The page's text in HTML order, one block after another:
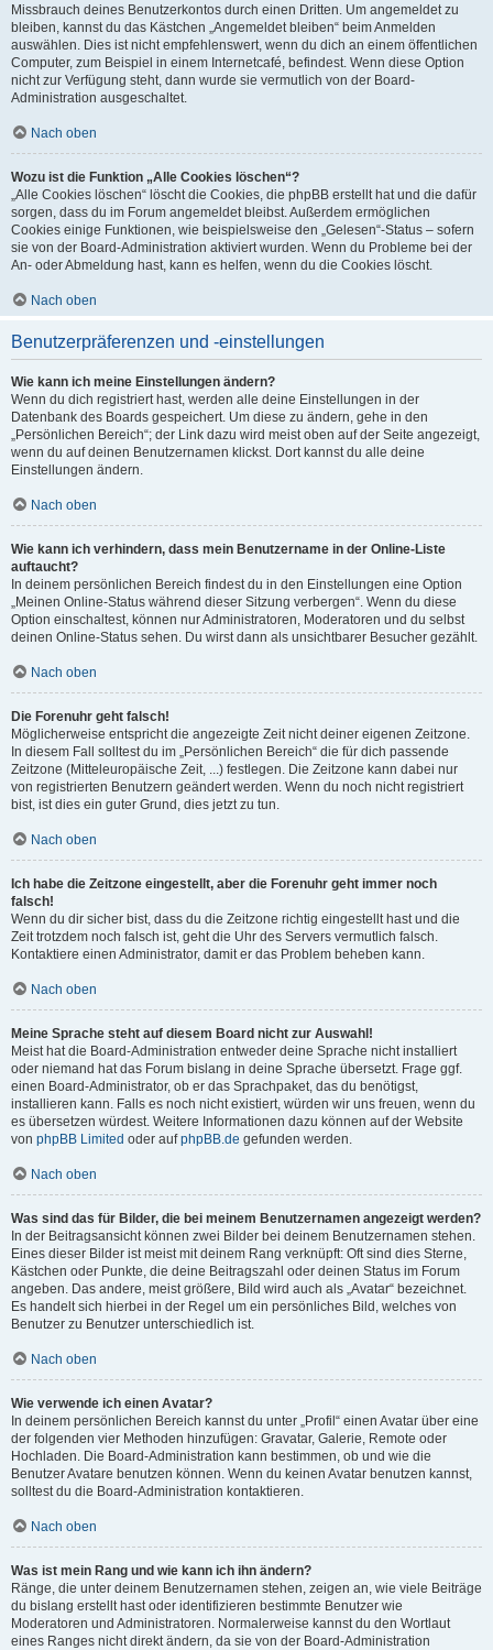
Missbrauch deines Benutzerkontos durch einen Dritten. Um angemeldet zu
bleiben, kannst du das Kästchen „Angemeldet bleiben“ beim Anmelden
auswählen. Dies ist nicht empfehlenswert, wenn du dich an einem öffentlichen
Computer, zum Beispiel in einem Internetcafé, befindest. Wenn diese Option
nicht zur Verfügung steht, dann wurde sie vermutlich von der Board-
Administration ausgeschaltet.
Nach oben
Wozu ist die Funktion „Alle Cookies löschen“?
„Alle Cookies löschen“ löscht die Cookies, die phpBB erstellt hat und die dafür
sorgen, dass du im Forum angemeldet bleibst. Außerdem ermöglichen
Cookies einige Funktionen, wie beispielsweise den „Gelesen“-Status – sofern
sie von der Board-Administration aktiviert wurden. Wenn du Probleme bei der
An- oder Abmeldung hast, kann es helfen, wenn du die Cookies löscht.
Nach oben
Benutzerpräferenzen und -einstellungen
Wie kann ich meine Einstellungen ändern?
Wenn du dich registriert hast, werden alle deine Einstellungen in der
Datenbank des Boards gespeichert. Um diese zu ändern, gehe in den
„Persönlichen Bereich“; der Link dazu wird meist oben auf der Seite angezeigt,
wenn du auf deinen Benutzernamen klickst. Dort kannst du alle deine
Einstellungen ändern.
Nach oben
Wie kann ich verhindern, dass mein Benutzername in der Online-Liste
auftaucht?
In deinem persönlichen Bereich findest du in den Einstellungen eine Option
„Meinen Online-Status während dieser Sitzung verbergen“. Wenn du diese
Option einschaltest, können nur Administratoren, Moderatoren und du selbst
deinen Online-Status sehen. Du wirst dann als unsichtbarer Besucher gezählt.
Nach oben
Die Forenuhr geht falsch!
Möglicherweise entspricht die angezeigte Zeit nicht deiner eigenen Zeitzone.
In diesem Fall solltest du im „Persönlichen Bereich“ die für dich passende
Zeitzone (Mitteleuropäische Zeit, ...) festlegen. Die Zeitzone kann dabei nur
von registrierten Benutzern geändert werden. Wenn du noch nicht registriert
bist, ist dies ein guter Grund, dies jetzt zu tun.
Nach oben
Ich habe die Zeitzone eingestellt, aber die Forenuhr geht immer noch
falsch!
Wenn du dir sicher bist, dass du die Zeitzone richtig eingestellt hast und die
Zeit trotzdem noch falsch ist, geht die Uhr des Servers vermutlich falsch.
Kontaktiere einen Administrator, damit er das Problem beheben kann.
Nach oben
Meine Sprache steht auf diesem Board nicht zur Auswahl!
Meist hat die Board-Administration entweder deine Sprache nicht installiert
oder niemand hat das Forum bislang in deine Sprache übersetzt. Frage ggf.
einen Board-Administrator, ob er das Sprachpaket, das du benötigst,
installieren kann. Falls es noch nicht existiert, würden wir uns freuen, wenn du
es übersetzen würdest. Weitere Informationen dazu können auf der Website
von phpBB Limited oder aufphpBB.de gefunden werden.
Nach oben
Was sind das für Bilder, die bei meinem Benutzernamen angezeigt werden?
In der Beitragsansicht können zwei Bilder bei deinem Benutzernamen stehen.
Eines dieser Bilder ist meist mit deinem Rang verknüpft: Oft sind dies Sterne,
Kästchen oder Punkte, die deine Beitragszahl oder deinen Status im Forum
angeben. Das andere, meist größere, Bild wird auch als „Avatar“ bezeichnet.
Es handelt sich hierbei in der Regel um ein persönliches Bild, welches von
Benutzer zu Benutzer unterschiedlich ist.
Nach oben
Wie verwende ich einen Avatar?
In deinem persönlichen Bereich kannst du unter „Profil“ einen Avatar über eine
der folgenden vier Methoden hinzufügen: Gravatar, Galerie, Remote oder
Hochladen. Die Board-Administration kann bestimmen, ob und wie die
Benutzer Avatare benutzen können. Wenn du keinen Avatar benutzen kannst,
solltest du die Board-Administration kontaktieren.
Nach oben
Was ist mein Rang und wie kann ich ihn ändern?
Ränge, die unter deinem Benutzernamen stehen, zeigen an, wie viele Beiträge
du bislang erstellt hast oder identifizieren bestimmte Benutzer wie
Moderatoren und Administratoren. Normalerweise kannst du den Wortlaut
eines Ranges nicht direkt ändern, da sie von der Board-Administration